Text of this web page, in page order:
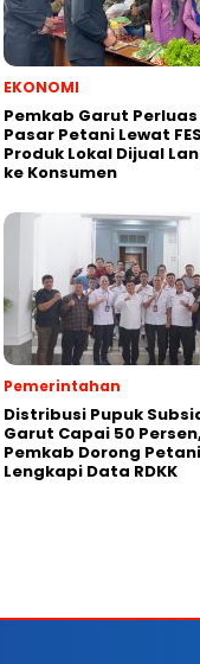
EKONOMI
Pemkab Garut Perluas
Pasar Petani Lewat
Produk Lokal Dijual
ke Konsumen
Pemerintahan
Distribusi Pupuk
Garut Capai 50 Persen,
Pemkab Dorong Petani
Lengkapi Data RDKK